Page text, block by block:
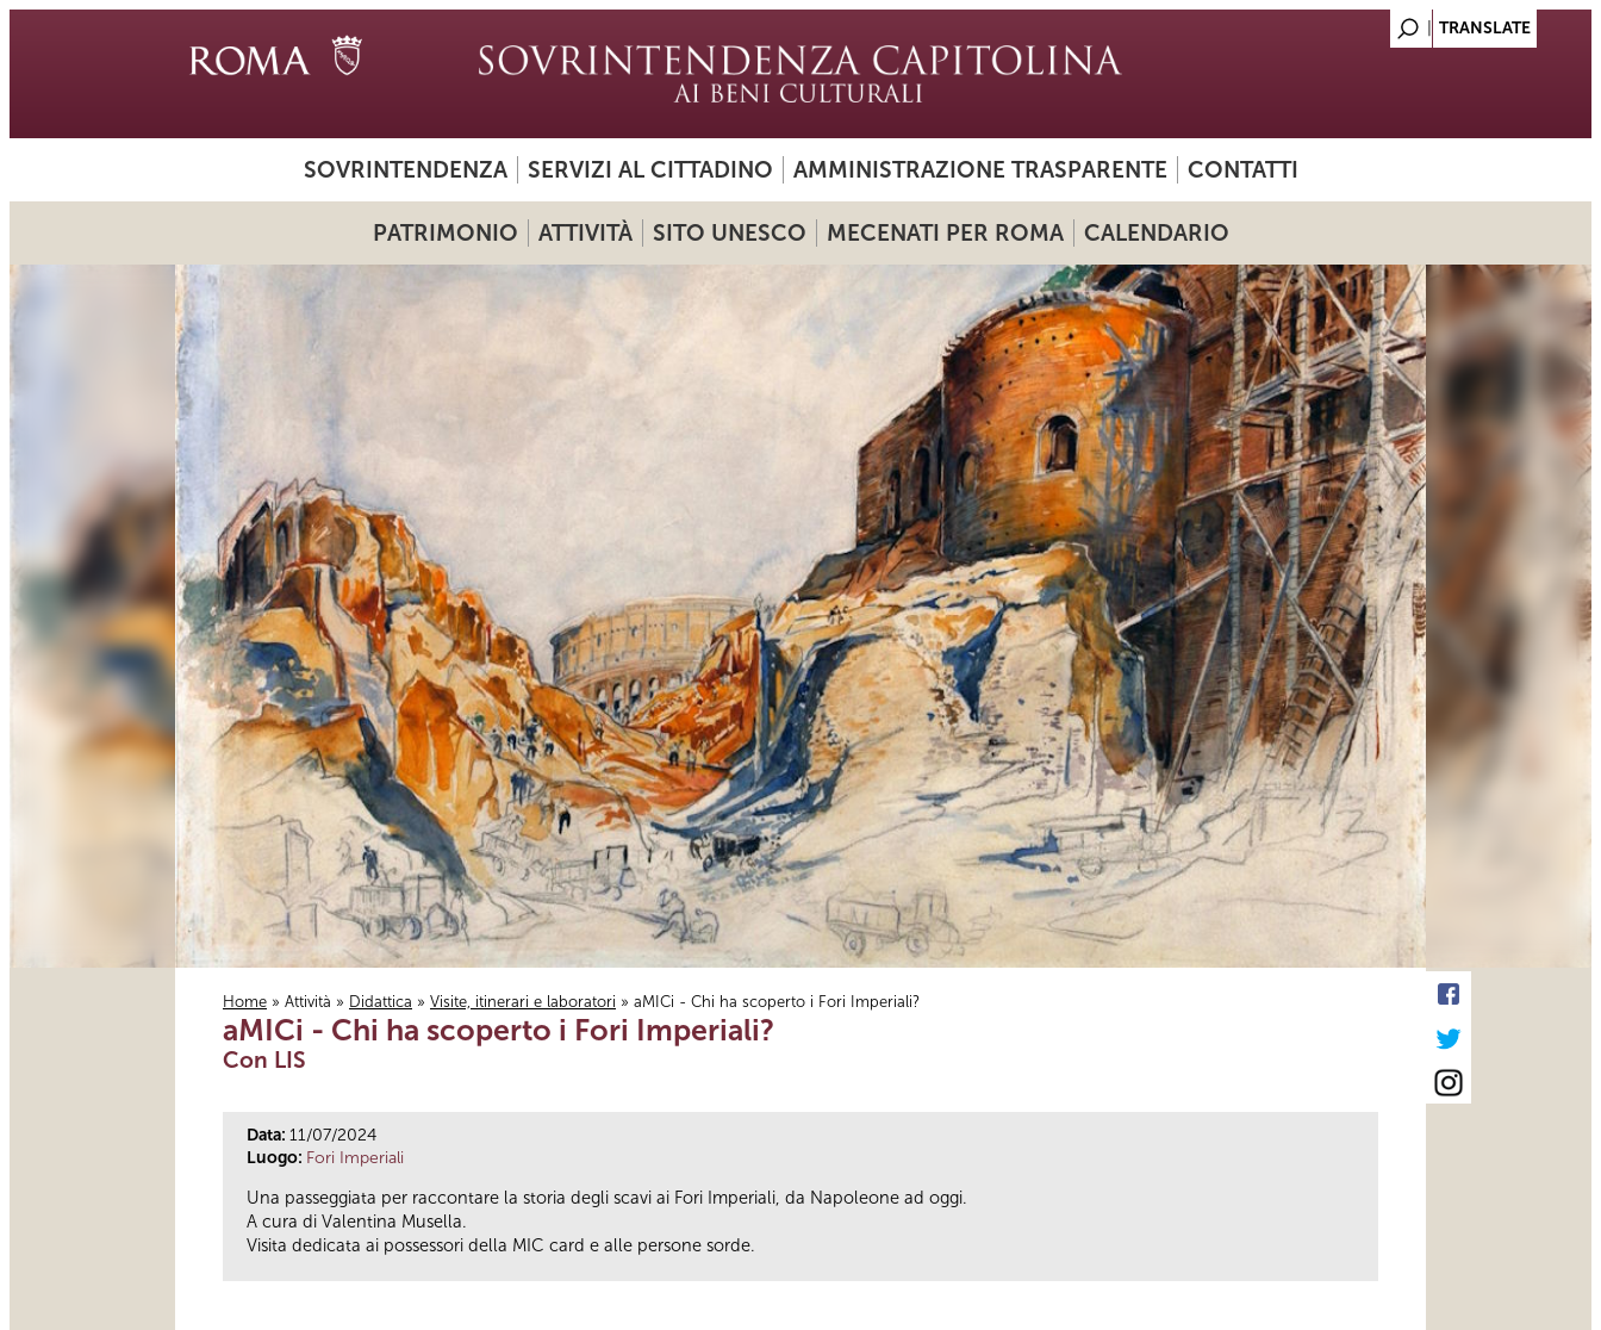
SOVRINTENDENZA SERVIZI AL CITTADINO AMMINISTRAZIONE TRASPARENTE CONTATTI
PATRIMONIO ATTIVITÀ SITO UNESCO MECENATI PER ROMA CALENDARIO
Tu sei qui
Home » Attività » Didattica » Visite, itinerari e laboratori » aMICi - Chi ha scoperto i Fori Imperiali?
aMICi - Chi ha scoperto i Fori Imperiali?
Con LIS
Data: 11/07/2024
Luogo: Fori Imperiali
Una passeggiata per raccontare la storia degli scavi ai Fori Imperiali, da Napoleone ad oggi.
A cura di Valentina Musella.
Visita dedicata ai possessori della MIC card e alle persone sorde.